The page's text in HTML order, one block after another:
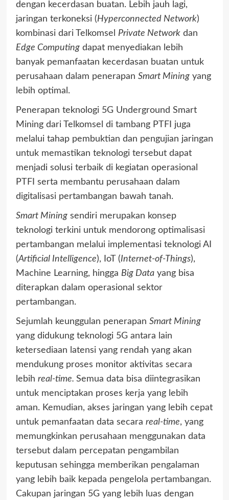
dengan kecerdasan buatan. Lebih jauh lagi,
jaringan terkoneksi (Hyperconnected Network)
kombinasi dari Telkomsel Private Networkdan
Edge Computingdapat menyediakan lebih
banyak pemanfaatan kecerdasan buatan untuk
perusahaan dalam penerapan Smart Miningyang
lebih optimal.
Penerapan teknologi 5G Underground Smart
Mining dari Telkomsel di tambang PTFI juga
melalui tahap pembuktian dan pengujian jaringan
untuk memastikan teknologi tersebut dapat
menjadi solusi terbaik di kegiatan operasional
PTFI serta membantu perusahaan dalam
digitalisasi pertambangan bawah tanah.
Smart Miningsendiri merupakan konsep
teknologi terkini untuk mendorong optimalisasi
pertambangan melalui implementasi teknologi AI
(Artificial Intelligence), IoT (Internet-of-Things),
Machine Learning, hingga Big Datayang bisa
diterapkan dalam operasional sektor
pertambangan.
Sejumlah keunggulan penerapan Smart Mining
yang didukung teknologi 5G antara lain
ketersediaan latensi yang rendah yang akan
mendukung proses monitor aktivitas secara
lebih real-time. Semua data bisa diintegrasikan
untuk menciptakan proses kerja yang lebih
aman. Kemudian, akses jaringan yang lebih cepat
untuk pemanfaatan data secara real-time, yang
memungkinkan perusahaan menggunakan data
tersebut dalam percepatan pengambilan
keputusan sehingga memberikan pengalaman
yang lebih baik kepada pengelola pertambangan.
Cakupan jaringan 5G yang lebih luas dengan